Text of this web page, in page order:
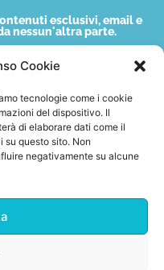
Cookie
tecnologie come i cookie
del dispositivo. Il
di elaborare dati come il
su questo sito. Non
negativamente su alcune
esclusivi, email e
nessun'altra parte.